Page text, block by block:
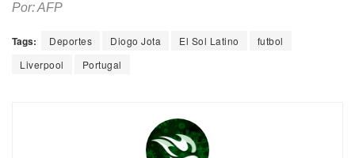
Por: AFP
Tags: Deportes Diogo Jota El Sol Latino
futbol
Liverpool
Portugal